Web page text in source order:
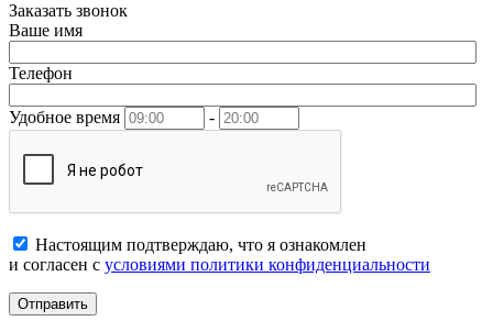
Заказать звонок
Ваше имя
Телефон
Удобное время -
Настоящим подтверждаю, что я ознакомлен
и согласен с условиями политики конфиденциальности
Отправить